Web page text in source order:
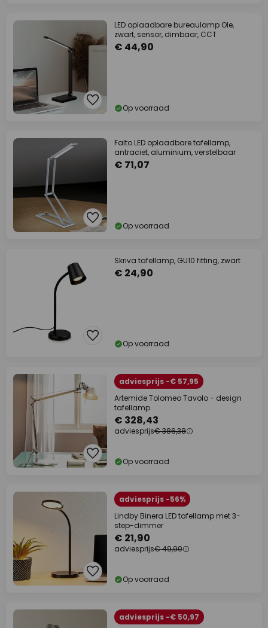
LED oplaadbare bureaulamp Ole,
zwart, sensor, dimbaar, CCT
€ 44,90
Op voorraad
Falto LED oplaadbare tafellamp,
antraciet, aluminium, verstelbaar
€ 71,07
Op voorraad
Skriva tafellamp, GU10 fitting, zwart
€ 24,90
Op voorraad
adviesprijs -€ 57,95
Artemide Tolomeo Tavolo - design
tafellamp
€ 328,43
adviesprijs€ 386,38
Op voorraad
adviesprijs -56%
Lindby Binera LED tafellamp met 3-
step-dimmer
€ 21,90
adviesprijs€ 49,90
Op voorraad
adviesprijs -€ 50,97